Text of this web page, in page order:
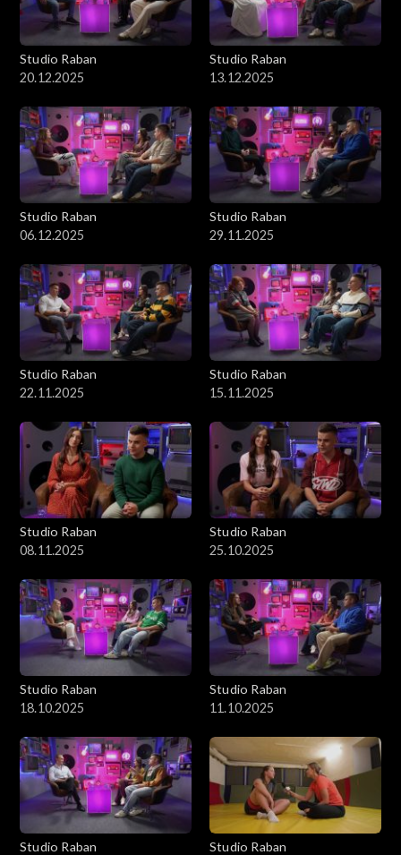
Studio Raban
20.12.2025
Studio Raban
13.12.2025
Studio Raban
06.12.2025
Studio Raban
29.11.2025
Studio Raban
22.11.2025
Studio Raban
15.11.2025
Studio Raban
08.11.2025
Studio Raban
25.10.2025
Studio Raban
18.10.2025
Studio Raban
11.10.2025
Studio Raban
Studio Raban